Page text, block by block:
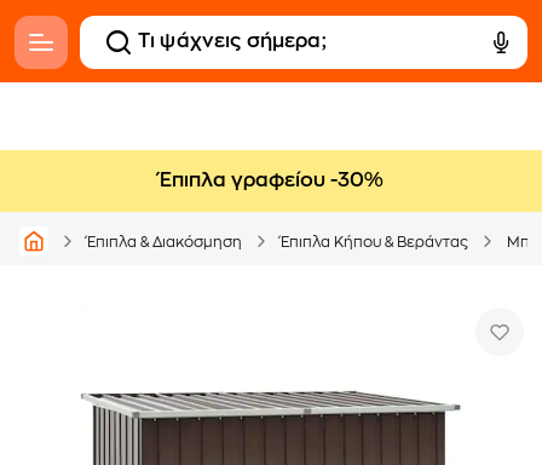
Έπιπλα γραφείου -30%
Έπιπλα & Διακόσμηση Έπιπλα Κήπου & Βεράντας